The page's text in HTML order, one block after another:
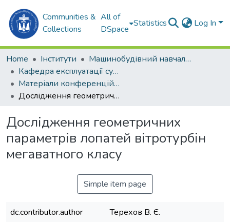
Communities &
Collections
All of
DSpace
Statistics Log In
Home Інститути
Машинобудівний навчально-науковий інститут (МННІ)
Кафедра експлуатації суднових енергетичних установок та теплоенергетики (ЕСЕУтаТЕ)
Матеріали конференцій (ЕСЕУтаТЕ)
Дослідження геометричних параметрів лопатей вітротурбін мегаватного класу
Дослідження геометричних
параметрів лопатей вітротурбін
мегаватного класу
Simple item page
dc.contributor.author
Терехов В. Є.